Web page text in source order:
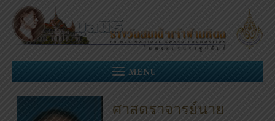
Skip
content
MENU
ศาสตราจารย์นาย